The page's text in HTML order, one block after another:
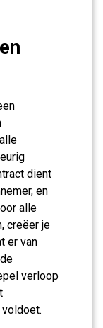
dient
en
alle
creëer je
er van
verloop